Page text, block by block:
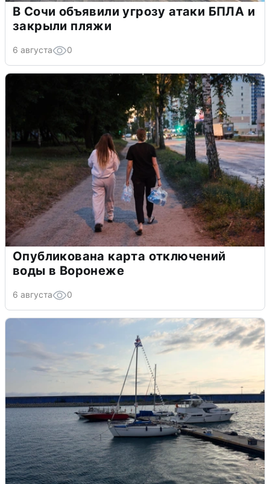
В Сочи объявили угрозу атаки БПЛА и
закрыли пляжи
6 августа 0
Опубликована карта отключений
воды в Воронеже
6 августа 0